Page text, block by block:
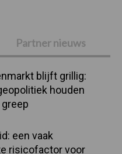
Partner nieuws
blijft grillig:
houden
een vaak
risicofactor voor